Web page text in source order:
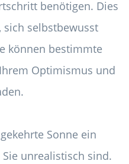
benötigen. Dies
sich selbstbewusst
können bestimmte
Optimismus und
Sonne ein
unrealistisch sind.